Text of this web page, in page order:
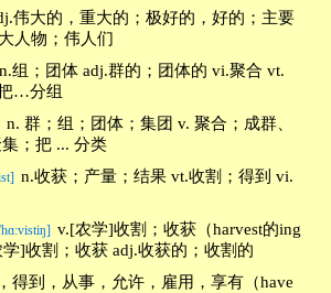
伟大的，重大的；极好的，好的；主要
人物；伟人们
n.组；团体 adj.群的；团体的 vi.聚合 vt.
…分组
n. 群；组；团体；集团 v. 聚合；成群、
；把 ... 分类
n.收获；产量；结果 vt.收割；得到 vi.
v.[农学]收割；收获（harvest的ing
]收割；收获 adj.收获的；收割的
得到，从事，允许，雇用，享有（have